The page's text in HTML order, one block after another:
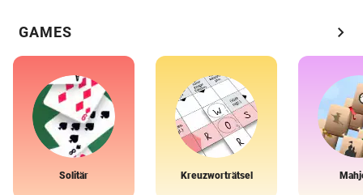
GAMES chevron_right
Solitär Kreuzworträtsel